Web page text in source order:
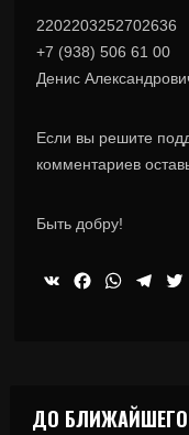
2202203252702636
+7 (938) 506 61 00
Денис
Если вы решите
комментариев
Быть добру!
VK Facebook
ДО